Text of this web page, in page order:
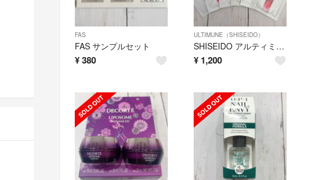
FAS
FAS サンプルセット
¥380
ULTIMUNE（SHISEIDO）
SHISEIDO アルティミューン 11包
¥ 1,200